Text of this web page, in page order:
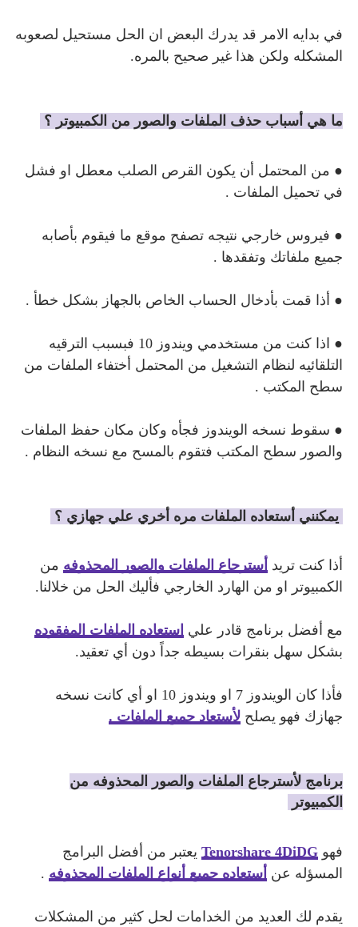
في بدايه الامر قد يدرك البعض ان الحل مستحيل لصعوبه
المشكله ولكن هذا غير صحيح بالمره.
ما هي أسباب حذف الملفات والصور من الكمبيوتر ؟
● من المحتمل أن يكون القرص الصلب معطل او فشل
في تحميل الملفات .
● فيروس خارجي نتيجه تصفح موقع ما فيقوم بأصابه
جميع ملفاتك وتفقدها .
● أذا قمت بأدخال الحساب الخاص بالجهاز بشكل خطأ .
● اذا كنت من مستخدمي ويندوز 10 فبسبب الترقيه
التلقائيه لنظام التشغيل من المحتمل أختفاء الملفات من
سطح المكتب .
● سقوط نسخه الويندوز فجأه وكان مكان حفظ الملفات
والصور سطح المكتب فتقوم بالمسح مع نسخه النظام .
يمكنني أستعاده الملفات مره أخري علي جهازي ؟
أذا كنت تريد أسترجاع الملفات والصور المحذوفه من
الكمبيوتر او من الهارد الخارجي فأليك الحل من خلالنا.
مع أفضل برنامج قادر علي استعاده الملفات المفقوده
بشكل سهل بنقرات بسيطه جداً دون أي تعقيد.
فأذا كان الويندوز 7 او ويندوز 10 او أي كانت نسخه
جهازك فهو يصلح لأستعاد جميع الملفات .
برنامج لأسترجاع الملفات والصور المحذوفه من
الكمبيوتر
فهو Tenorshare 4DiDG
يعتبر من أفضل البرامج
المسؤله عن أستعاده جميع أنواع الملفات المحذوفه .
يقدم لك العديد من الخدامات لحل كثير من المشكلات